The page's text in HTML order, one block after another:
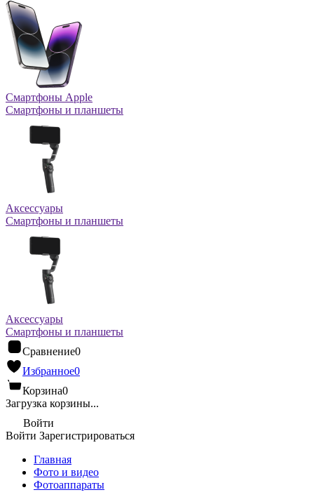
Смартфоны Apple
Смартфоны и планшеты
Аксессуары
Смартфоны и планшеты
Аксессуары
Смартфоны и планшеты
Сравнение0
Избранное0
Корзина0
Загрузка корзины...
Войти
Войти Зарегистрироваться
Главная
Фото и видео
Фотоаппараты